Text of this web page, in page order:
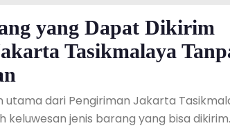
yang Dapat Dikirim
Tasikmalaya
utama dari Pengiriman Jakarta
jenis barang yang bisa